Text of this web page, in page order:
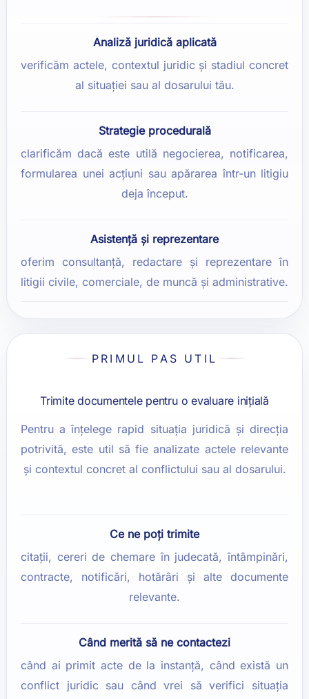
Analiză juridică aplicată
verificăm actele, contextul juridic și stadiul concret
al situației sau al dosarului tău.
Strategie procedurală
clarificăm dacă este utilă negocierea, notificarea,
formularea unei acțiuni sau apărarea într-un litigiu
deja început.
Asistență și reprezentare
oferim consultanță, redactare și reprezentare în
litigii civile, comerciale, de muncă și administrative.
PRIMUL PAS UTIL
Trimite documentele pentru o evaluare inițială
Pentru a înțelege rapid situația juridică și direcția
potrivită, este util să fie analizate actele relevante
și contextul concret al conflictului sau al dosarului.
Ce ne poți trimite
citații, cereri de chemare în judecată, întâmpinări,
contracte, notificări, hotărâri și alte documente
relevante.
Când merită să ne contactezi
când ai primit acte de la instanță, când există un
conflict juridic sau când vrei să verifici situația